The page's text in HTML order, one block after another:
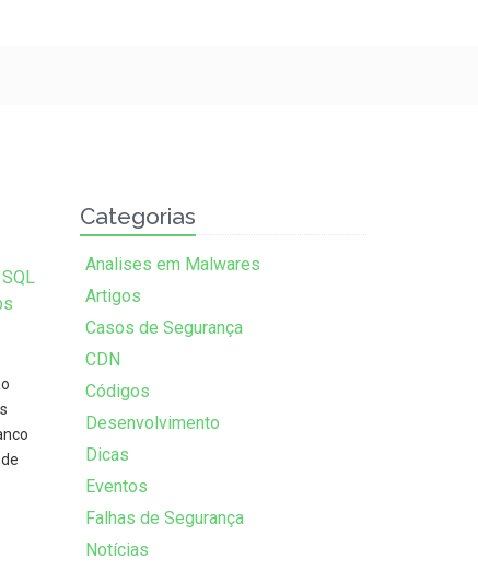
SQL
Categorias
Analises em Malwares
Artigos
Casos de Segurança
CDN
Códigos
Desenvolvimento
Dicas
Eventos
Falhas de Segurança
Notícias